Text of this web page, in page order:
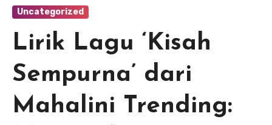
Uncategorized
Lirik Lagu ‘Kisah
Sempurna’ dari
Mahalini Trending: